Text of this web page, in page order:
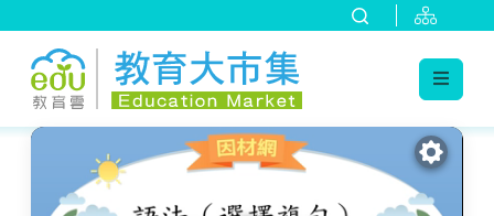
:::